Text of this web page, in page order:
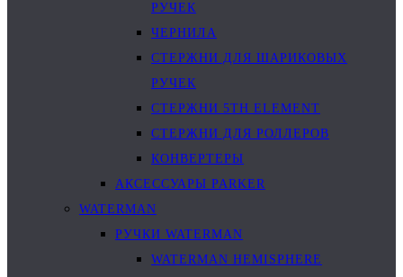
РУЧЕК
ЧЕРНИЛА
СТЕРЖНИ ДЛЯ ШАРИКОВЫХ
РУЧЕК
СТЕРЖНИ 5TH ELEMENT
СТЕРЖНИ ДЛЯ РОЛЛЕРОВ
КОНВЕРТЕРЫ
АКСЕССУАРЫ PARKER
WATERMAN
РУЧКИ WATERMAN
WATERMAN HEMISPHERE